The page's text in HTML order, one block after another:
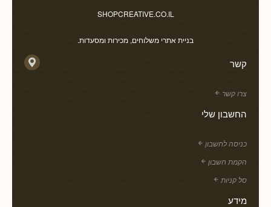
SHOPCREATIVE.CO.IL
בניית אתרי משלוחים, מכירות ומסעדות.
קשר
צרו קשר
החשבון שלי
כניסה לחשבון
הקמת חשבון
סל קניות
מידע